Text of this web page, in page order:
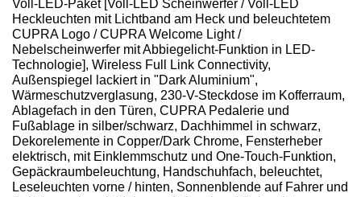
Voll-LED-Paket [Voll-LED Scheinwerfer / Voll-LED
Heckleuchten mit Lichtband am Heck und beleuchtetem
CUPRA Logo / CUPRA Welcome Light /
Nebelscheinwerfer mit Abbiegelicht-Funktion in LED-
Technologie], Wireless Full Link Connectivity,
Außenspiegel lackiert in "Dark Aluminium",
Wärmeschutzverglasung, 230-V-Steckdose im Kofferraum,
Ablagefach in den Türen, CUPRA Pedalerie und
Fußablage in silber/schwarz, Dachhimmel in schwarz,
Dekorelemente in Copper/Dark Chrome, Fensterheber
elektrisch, mit Einklemmschutz und One-Touch-Funktion,
Gepäckraumbeleuchtung, Handschuhfach, beleuchtet,
Leseleuchten vorne / hinten, Sonnenblende auf Fahrer und